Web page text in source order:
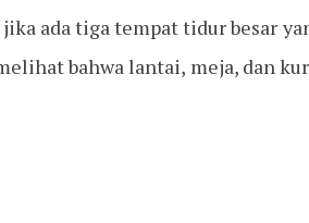
ada tiga tempat tidur besar
bahwa lantai, meja, dan